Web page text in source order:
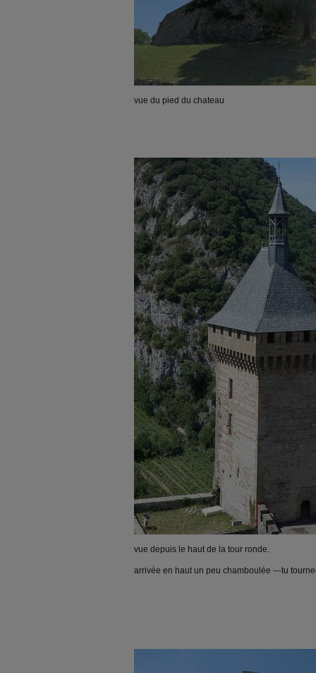
vue du pied du chateau
vue depuis le haut de la tour ronde.
arrivée en haut un peu chamboulée ---tu